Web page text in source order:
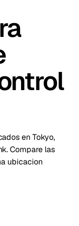
en Tokyo,
Compare las
ubicacion